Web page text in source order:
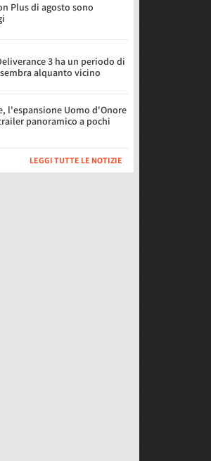
Plus di agosto sono
3 ha un periodo di
alquanto vicino
l'espansione Uomo d'Onore
panoramico a pochi
LEGGI TUTTE LE NOTIZIE